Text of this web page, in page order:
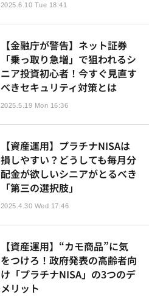
2025.6.10 Tue 18:41
【金融庁が警告】ネット証券
「乗っ取り急増」で狙われるシ
ニア投資初心者！今すぐ見直す
べきセキュリティ対策とは
2025.5.19 Mon 16:36
【資産運用】プラチナNISAは
損しやすい？どうしても毎月分
配金が欲しいシニアがとるべき
「第三の選択肢」
2025.4.30 Wed 17:46
【資産運用】“カモ商品”に気
をつけろ！政府発表の高齢者向
け「プラチナNISA」の3つのデ
メリット